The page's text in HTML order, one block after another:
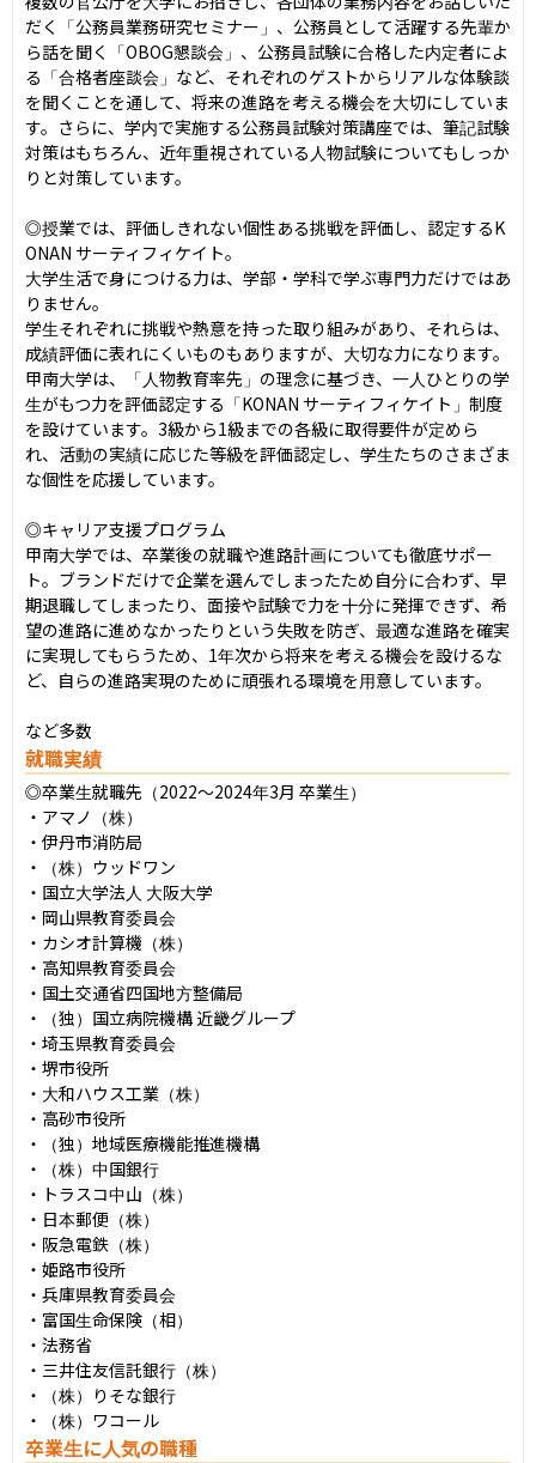
だく「公務員業務研究セミナー」、公務員として活躍する先輩か
ら話を聞く「OBOG懇談会」、公務員試験に合格した内定者によ
る「合格者座談会」など、それぞれのゲストからリアルな体験談
を聞くことを通して、将来の進路を考える機会を大切にしていま
す。さらに、学内で実施する公務員試験対策講座では、筆記試験
対策はもちろん、近年重視されている人物試験についてもしっか
りと対策しています。
◎授業では、評価しきれない個性ある挑戦を評価し、認定するK
ONAN サーティフィケイト。
大学生活で身につける力は、学部・学科で学ぶ専門力だけではあ
りません。
学生それぞれに挑戦や熱意を持った取り組みがあり、それらは、
成績評価に表れにくいものもありますが、大切な力になります。
甲南大学は、「人物教育率先」の理念に基づき、一人ひとりの学
生がもつ力を評価認定する「KONAN サーティフィケイト」制度
を設けています。3級から1級までの各級に取得要件が定めら
れ、活動の実績に応じた等級を評価認定し、学生たちのさまざま
な個性を応援しています。
◎キャリア支援プログラム
甲南大学では、卒業後の就職や進路計画についても徹底サポー
ト。ブランドだけで企業を選んでしまったため自分に合わず、早
期退職してしまったり、面接や試験で力を十分に発揮できず、希
望の進路に進めなかったりという失敗を防ぎ、最適な進路を確実
に実現してもらうため、1年次から将来を考える機会を設けるな
ど、自らの進路実現のために頑張れる環境を用意しています。
など多数
就職実績
◎卒業生就職先（2022〜2024年3月 卒業生）
・アマノ（株）
・伊丹市消防局
・（株）ウッドワン
・国立大学法人 大阪大学
・岡山県教育委員会
・カシオ計算機（株）
・高知県教育委員会
・国土交通省四国地方整備局
・（独）国立病院機構 近畿グループ
・埼玉県教育委員会
・堺市役所
・大和ハウス工業（株）
・高砂市役所
・（独）地域医療機能推進機構
・（株）中国銀行
・トラスコ中山（株）
・日本郵便（株）
・阪急電鉄（株）
・姫路市役所
・兵庫県教育委員会
・富国生命保険（相）
・法務省
・三井住友信託銀行（株）
・（株）りそな銀行
・（株）ワコール
卒業生に人気の職種